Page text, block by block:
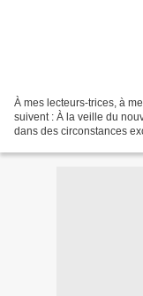
À mes lecteurs-trices, à
suivent : À la veille du
dans des circonstances